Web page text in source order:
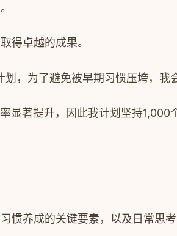
得卓越的成果。
，为了避免被早期习惯压垮，我
显著提升，因此我计划坚持1,000
惯养成的关键要素，以及日常思